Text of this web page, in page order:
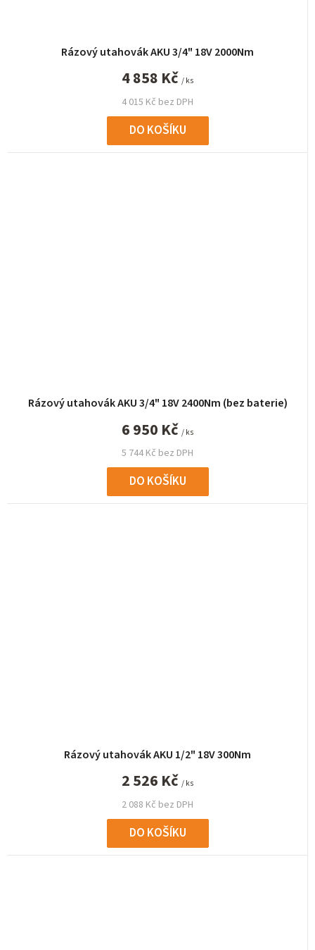
Rázový utahovák AKU 3/4" 18V 2000Nm
4 015 Kč bez DPH
4 858 Kč / ks
DO KOŠÍKU
Rázový utahovák AKU 3/4" 18V 2400Nm (bez baterie)
5 744 Kč bez DPH
6 950 Kč / ks
DO KOŠÍKU
Rázový utahovák AKU 1/2" 18V 300Nm
2 088 Kč bez DPH
2 526 Kč / ks
DO KOŠÍKU